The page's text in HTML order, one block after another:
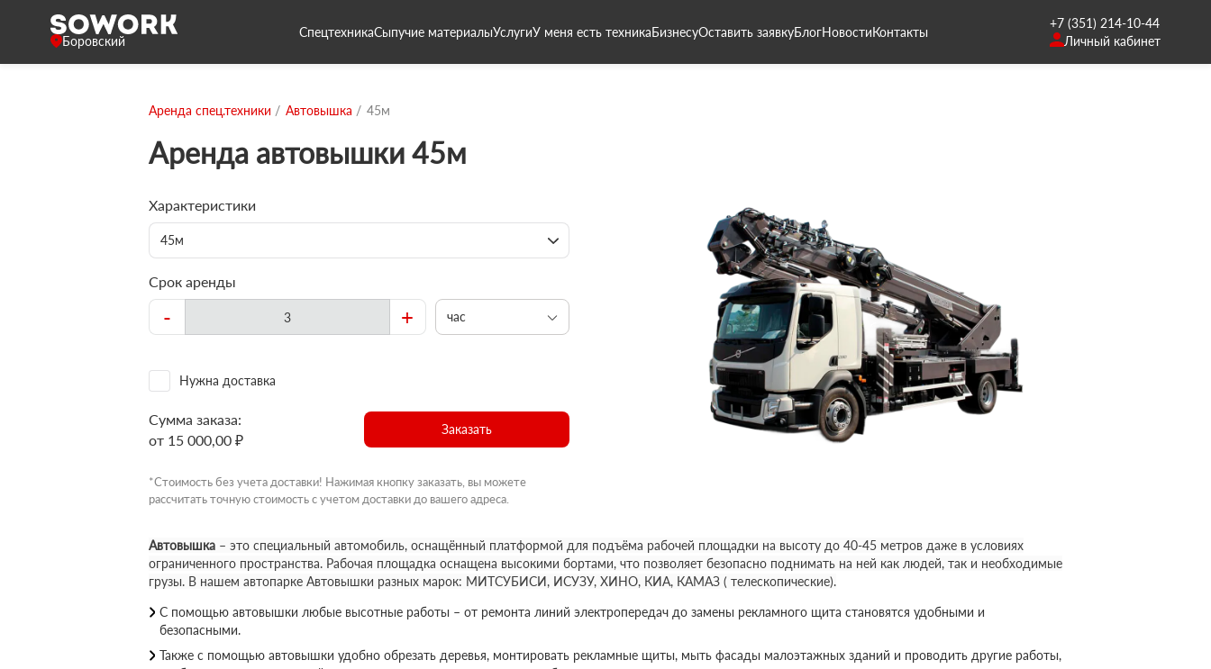
Боровский
СпецтехникаСыпучие материалыУслугиУ меня есть техникаБизнесуОставить заявкуБлогНовостиКонтакты
+7 (351) 214-10-44
Личный кабинет
Аренда спец.техники Автовышка 45м
Аренда автовышки 45м
Характеристики
45м
Срок аренды
- + час
Нужна доставка
Сумма заказа:
от 15 000,00 ₽
Заказать
*Стоимость без учета доставки! Нажимая кнопку заказать, вы можете
рассчитать точную стоимость с учетом доставки до вашего адреса.
Автовышка – это специальный автомобиль, оснащённый платформой для подъёма рабочей площадки на высоту до 40-45 метров даже в условиях
ограниченного пространства. Рабочая площадка оснащена высокими бортами, что позволяет безопасно поднимать на ней как людей, так и необходимые
грузы. В нашем автопарке Автовышки разных марок: МИТСУБИСИ, ИСУЗУ, ХИНО, КИА, КАМАЗ ( телескопические).
С помощью автовышки любые высотные работы – от ремонта линий электропередач до замены рекламного щита становятся удобными и
безопасными.
Также с помощью автовышки удобно обрезать деревья, монтировать рекламные щиты, мыть фасады малоэтажных зданий и проводить другие работы,